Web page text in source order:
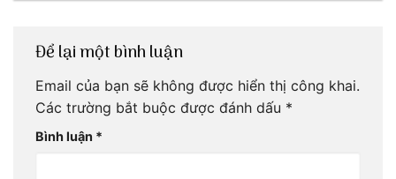
Để lại một bình luận
Email của bạn sẽ không được hiển thị công khai.
Các trường bắt buộc được đánh dấu *
Bình luận *